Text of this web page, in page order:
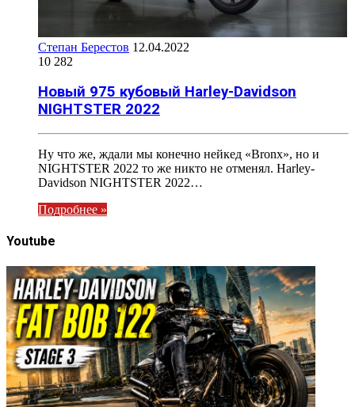
Степан Берестов 12.04.2022
10 282
Новый 975 кубовый Harley-Davidson
NIGHTSTER 2022
Ну что же, ждали мы конечно нейкед «Bronx», но и
NIGHTSTER 2022 то же никто не отменял. Harley-
Davidson NIGHTSTER 2022…
Подробнее »
Youtube